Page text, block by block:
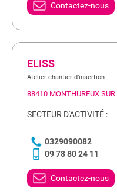
Contactez-nous
ELISS
Atelier chantier d’insertion
88410 MONTHUREUX
SECTEUR D'ACTIVITÉ :
0329090082
09 78 80 24 11
Contactez-nous